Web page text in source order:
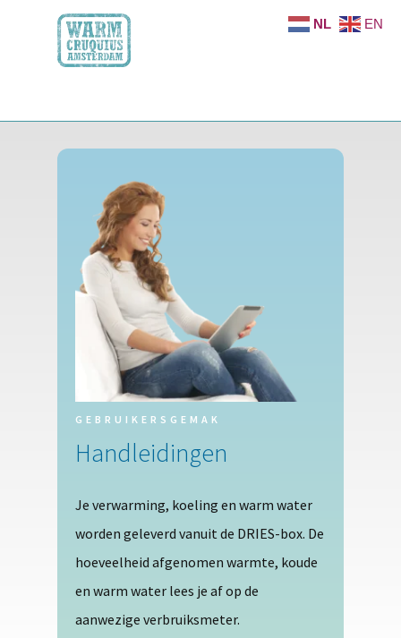
GEBRUIKERSGEMAK
Handleidingen
Je verwarming, koeling en warm water
worden geleverd vanuit de DRIES-box. De
hoeveelheid afgenomen warmte, koude
en warm water lees je af op de
aanwezige verbruiksmeter.
NL EN